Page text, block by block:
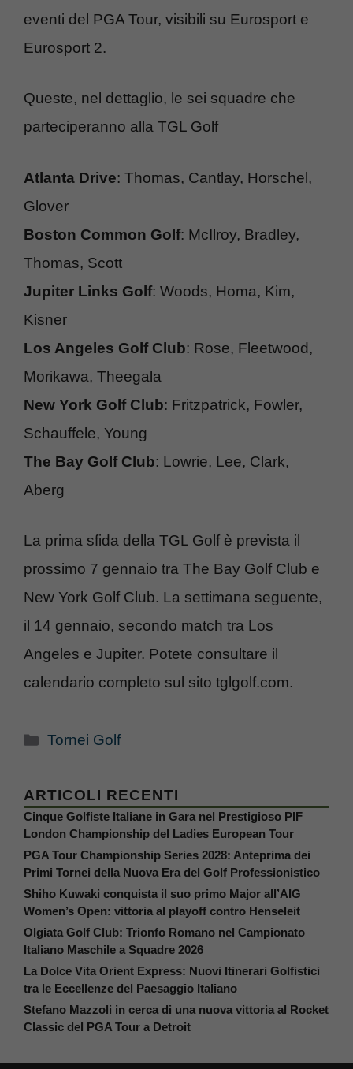
eventi del PGA Tour, visibili su Eurosport e
Eurosport 2.
Queste, nel dettaglio, le sei squadre che
parteciperanno alla TGL Golf
Atlanta Drive: Thomas, Cantlay, Horschel,
Glover
Boston Common Golf: McIlroy, Bradley,
Thomas, Scott
Jupiter Links Golf: Woods, Homa, Kim,
Kisner
Los Angeles Golf Club: Rose, Fleetwood,
Morikawa, Theegala
New York Golf Club: Fritzpatrick, Fowler,
Schauffele, Young
The Bay Golf Club: Lowrie, Lee, Clark,
Aberg
La prima sfida della TGL Golf è prevista il
prossimo 7 gennaio tra The Bay Golf Club e
New York Golf Club. La settimana seguente,
il 14 gennaio, secondo match tra Los
Angeles e Jupiter. Potete consultare il
calendario completo sul sito tglgolf.com.
Categorie
Tornei Golf
ARTICOLI RECENTI
Cinque Golfiste Italiane in Gara nel Prestigioso PIF
London Championship del Ladies European Tour
PGA Tour Championship Series 2028: Anteprima dei
Primi Tornei della Nuova Era del Golf Professionistico
Shiho Kuwaki conquista il suo primo Major all’AIG
Women’s Open: vittoria al playoff contro Henseleit
Olgiata Golf Club: Trionfo Romano nel Campionato
Italiano Maschile a Squadre 2026
La Dolce Vita Orient Express: Nuovi Itinerari Golfistici
tra le Eccellenze del Paesaggio Italiano
Stefano Mazzoli in cerca di una nuova vittoria al Rocket
Classic del PGA Tour a Detroit